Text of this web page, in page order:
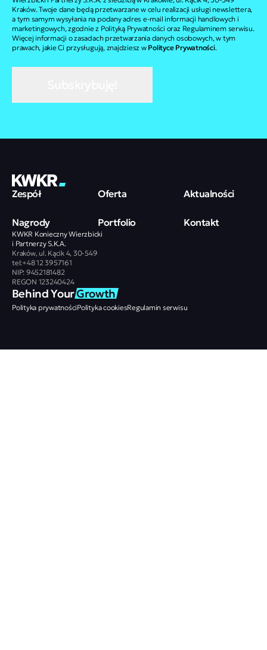
Kraków. Twoje dane będą przetwarzane w celu realizacji usługi newslettera,
a tym samym wysyłania na podany adres e-mail informacji handlowych i
marketingowych, zgodnie z Polityką Prywatności oraz Regulaminem serwisu.
Więcej informacji o zasadach przetwarzania danych osobowych, w tym
prawach, jakie Ci przysługują, znajdziesz w Polityce Prywatności.
Zespół Oferta Aktualności
Nagrody Portfolio Kontakt
KWKR Konieczny Wierzbicki
i Partnerzy S.K.A.
Kraków, ul. Kącik 4, 30-549
tel:+48 12 3957161
NIP: 9452181482
REGON 123240424
Behind Your Growth
Polityka prywatnościPolityka cookiesRegulamin serwisu